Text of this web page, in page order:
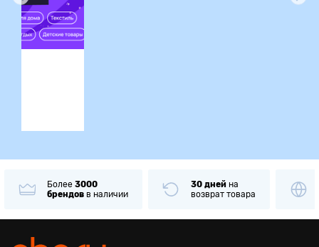
Более 3000
брендов в наличии
30 дней на
возврат товара